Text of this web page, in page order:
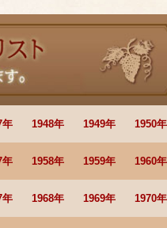
年 1948年 1949年 1950年
年 1958年 1959年 1960年
年 1968年 1969年 1970年